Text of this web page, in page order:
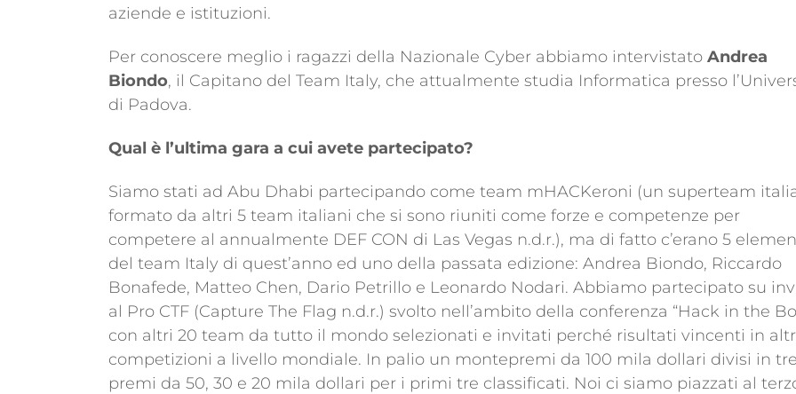
aziende e istituzioni.
Per conoscere meglio i ragazzi della Nazionale Cyber abbiamo intervistato Andrea
Biondo, il Capitano del Team Italy, che attualmente studia Informatica presso
di Padova.
Qual è l’ultima gara a cui avete partecipato?
Siamo stati ad Abu Dhabi partecipando come team mHACKeroni (un superteam
formato da altri 5 team italiani che si sono riuniti come forze e competenze per
competere al annualmente DEF CON di Las Vegas n.d.r.), ma di fatto c’erano 5
del team Italy di quest’anno ed uno della passata edizione: Andrea Biondo, Riccardo
Bonafede, Matteo Chen, Dario Petrillo e Leonardo Nodari. Abbiamo partecipato su
al Pro CTF (Capture The Flag n.d.r.) svolto nell’ambito della conferenza “Hack in the
con altri 20 team da tutto il mondo selezionati e invitati perché risultati vincenti in
competizioni a livello mondiale. In palio un montepremi da 100 mila dollari divisi in tre
premi da 50, 30 e 20 mila dollari per i primi tre classificati. Noi ci siamo piazzati al